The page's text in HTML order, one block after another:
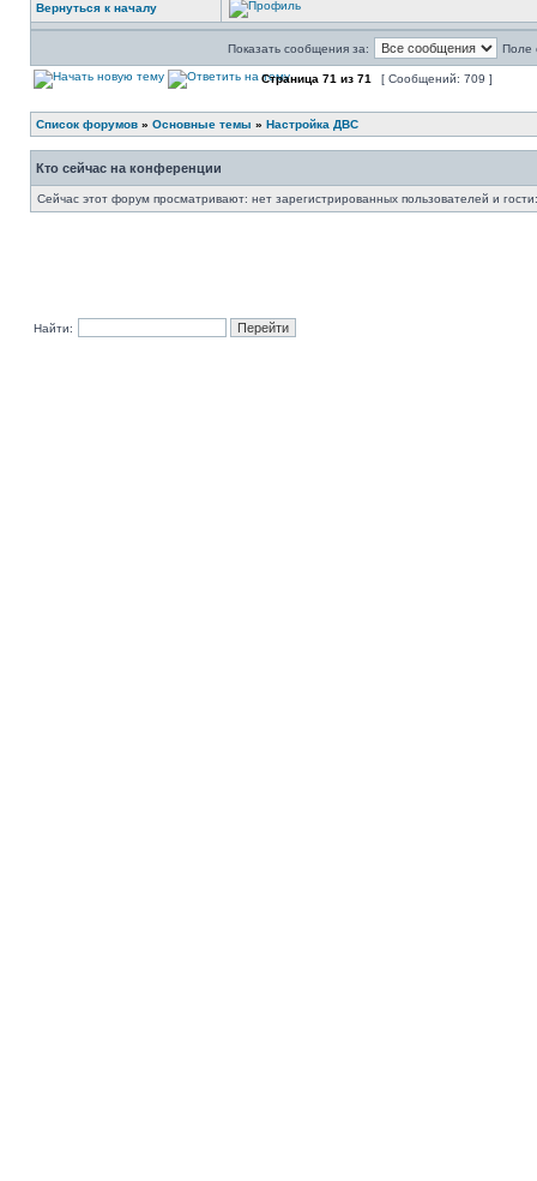
Вернуться к началу
Показать сообщения за: Поле
Страница 71 из 71 [ Сообщений: 709 ]
Список форумов » Основные темы » Настройка ДВС
Кто сейчас на конференции
Сейчас этот форум просматривают: нет зарегистрированных пользователей и
Найти: